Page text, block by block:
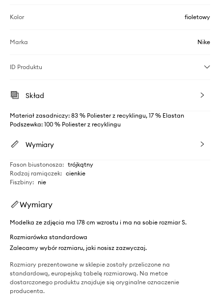
Kolor fioletowy
Marka Nike
ID Produktu
Skład
Materiał zasadniczy: 83 % Poliester z recyklingu, 17 % Elastan
Podszewka: 100 % Poliester z recyklingu
Wymiary
Fason biustonosza: trójkątny
Rodzaj ramiączek: cienkie
Fiszbiny: nie
Wymiary
Modelka ze zdjęcia ma 178 cm wzrostu i ma na sobie rozmiar S.
Rozmiarówka standardowa
Zalecamy wybór rozmiaru, jaki nosisz zazwyczaj.
Rozmiary prezentowane w sklepie zostały przeliczone na
standardową, europejską tabelę rozmiarową. Na metce
dostarczonego produktu znajduje się oryginalne oznaczenie
producenta.